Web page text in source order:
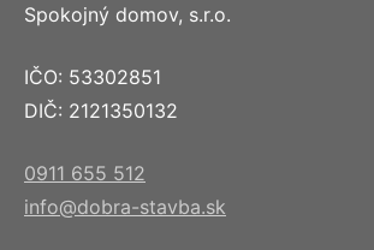
Spokojný domov, s.r.o.
IČO: 53302851
DIČ: 2121350132
0911 655 512
info@dobra-stavba.sk